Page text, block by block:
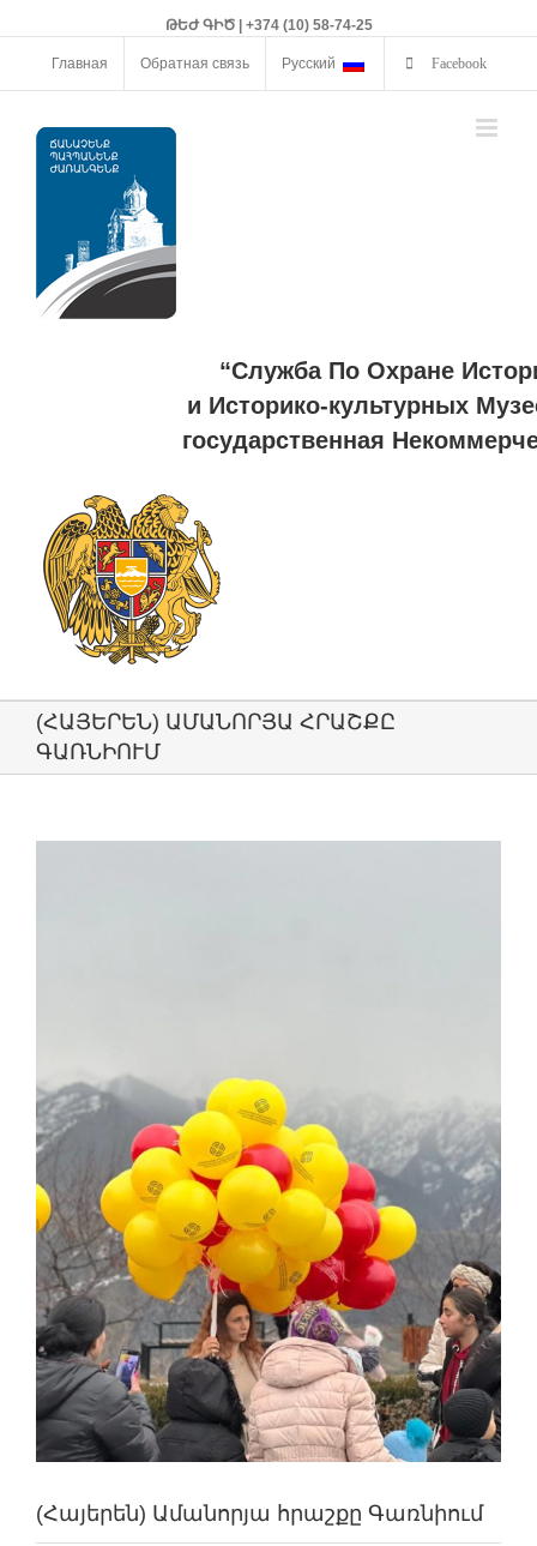
ԹԵԺ ԳԻԾ | +374 (10) 58-74-25
Главная Обратная связь Русский Facebook
“Служба По Охране
и Историко-культурных
государственная
(ՀԱՅԵՐԵՆ) ԱՄԱՆՈՐՅԱ ՀՐԱՇՔԸ
ԳԱՌՆԻՈՒՄ
(Հայերեն) Ամանորյա հրաշքը Գառնիում